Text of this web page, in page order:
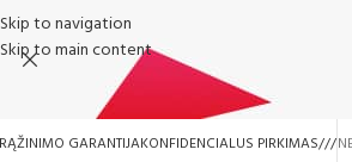
Skip to navigation
Skip to main content
GARANTIJAKONFIDENCIALUS PIRKIMAS///